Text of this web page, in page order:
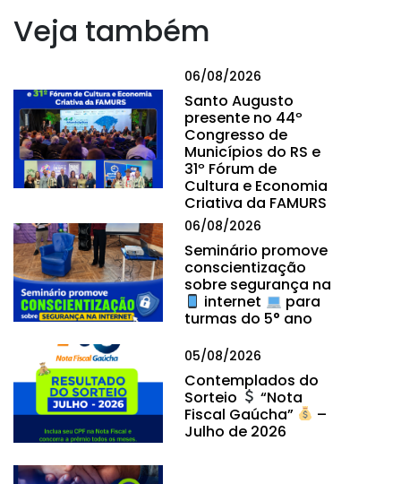
Veja também
06/08/2026
Santo Augusto
presente no 44º
Congresso de
Municípios do RS e
31º Fórum de
Cultura e Economia
Criativa da FAMURS
06/08/2026
Seminário promove
conscientização
sobre segurança na
internet
para
turmas do 5° ano
05/08/2026
Contemplados do
Sorteio
“Nota
Fiscal Gaúcha”
–
Julho de 2026